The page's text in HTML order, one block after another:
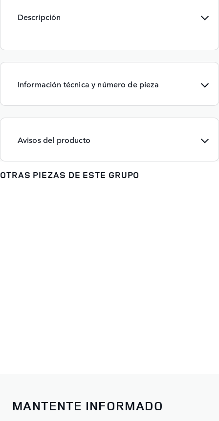
Descripción
Información técnica y número de pieza
Avisos del producto
OTRAS PIEZAS DE ESTE GRUPO
MANTENTE INFORMADO